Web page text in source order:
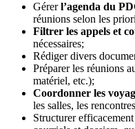
Gérerl’agenda du
réunions selon les
Filtrer les appels et
nécessaires;
Rédiger divers
Préparer les réunions
matériel, etc.);
Coordonner les
les salles, les
Structurer